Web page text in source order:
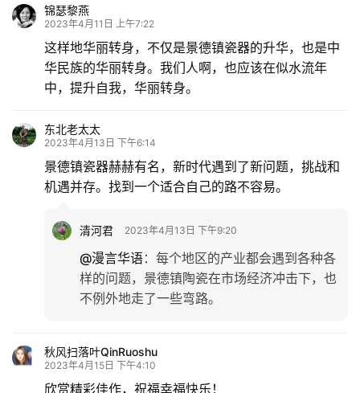
锦瑟黎燕
2023年4月11日 上午7:22
这样地华丽转身，不仅是景德镇瓷器的升华，也是中
华民族的华丽转身。我们人啊，也应该在似水流年
中，提升自我，华丽转身。
东北老太太
2023年4月13日 下午6:14
景德镇瓷器赫赫有名，新时代遇到了新问题，挑战和
机遇并存。找到一个适合自己的路不容易。
清河君 2023年4月13日 下午9:20
@漫言华语： 每个地区的产业都会遇到各种各
样的问题，景德镇陶瓷在市场经济冲击下，也
不例外地走了一些弯路。
秋风扫落叶QinRuoshu
2023年4月15日 下午4:10
欣赏精彩佳作，祝福幸福快乐！